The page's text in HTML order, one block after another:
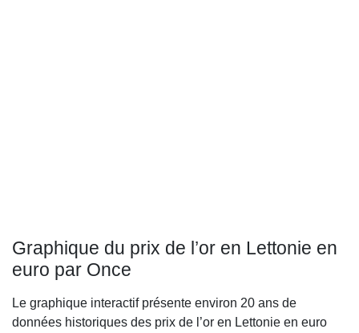
Graphique du prix de l’or en Lettonie en
euro par Once
Le graphique interactif présente environ 20 ans de
données historiques des prix de l’or en Lettonie en euro